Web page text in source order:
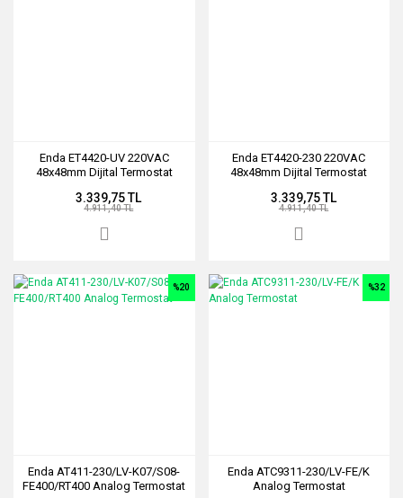
Enda ET4420-UV 220VAC
48x48mm Dijital Termostat
3.339,75 TL
4.911,40 TL
Enda ET4420-230 220VAC
48x48mm Dijital Termostat
3.339,75 TL
4.911,40 TL
Enda AT411-230/LV-K07/S08-
FE400/RT400 Analog Termostat
%20
Enda ATC9311-230/LV-FE/K
Analog Termostat
%32